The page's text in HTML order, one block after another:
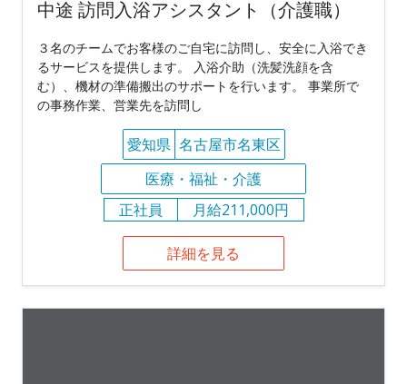
中途 訪問入浴アシスタント（介護職）
３名のチームでお客様のご自宅に訪問し、安全に入浴でき
るサービスを提供します。 入浴介助（洗髪洗顔を含
む）、機材の準備搬出のサポートを行います。 事業所で
の事務作業、営業先を訪問し
愛知県 名古屋市名東区
医療・福祉・介護
正社員
月給211,000円
詳細を見る